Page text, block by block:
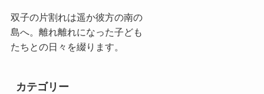
双子の片割れは遥か彼方の南の
島へ。離れ離れになった子ども
たちとの日々を綴ります。
カテゴリー